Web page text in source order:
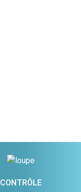
CONTRÔLE